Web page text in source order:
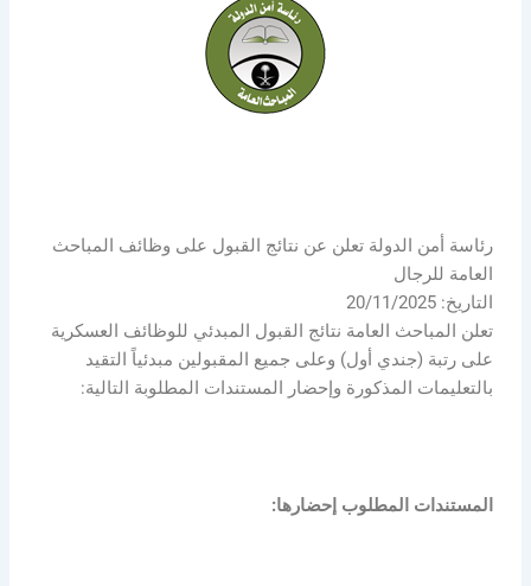
رئاسة أمن الدولة تعلن عن نتائج القبول على وظائف المباحث
العامة للرجال
التاريخ: 20/11/2025
تعلن المباحث العامة نتائج القبول المبدئي للوظائف العسكرية
على رتبة (جندي أول) وعلى جميع المقبولين مبدئياً التقيد
بالتعليمات المذكورة وإحضار المستندات المطلوبة التالية:
المستندات المطلوب إحضارها: